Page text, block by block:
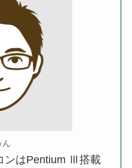
ん
ンはPentium Ⅲ搭載